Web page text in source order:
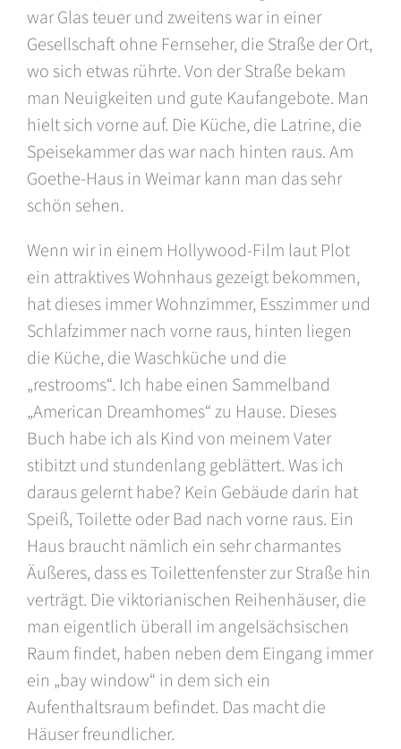
war Glas teuer und zweitens war in einer
Gesellschaft ohne Fernseher, die Straße der Ort,
wo sich etwas rührte. Von der Straße bekam
man Neuigkeiten und gute Kaufangebote. Man
hielt sich vorne auf. Die Küche, die Latrine, die
Speisekammer das war nach hinten raus. Am
Goethe-Haus in Weimar kann man das sehr
schön sehen.
Wenn wir in einem Hollywood-Film laut Plot
ein attraktives Wohnhaus gezeigt bekommen,
hat dieses immer Wohnzimmer, Esszimmer und
Schlafzimmer nach vorne raus, hinten liegen
die Küche, die Waschküche und die
„restrooms“. Ich habe einen Sammelband
„American Dreamhomes“ zu Hause. Dieses
Buch habe ich als Kind von meinem Vater
stibitzt und stundenlang geblättert. Was ich
daraus gelernt habe? Kein Gebäude darin hat
Speiß, Toilette oder Bad nach vorne raus. Ein
Haus braucht nämlich ein sehr charmantes
Äußeres, dass es Toilettenfenster zur Straße hin
verträgt. Die viktorianischen Reihenhäuser, die
man eigentlich überall im angelsächsischen
Raum findet, haben neben dem Eingang immer
ein „bay window“ in dem sich ein
Aufenthaltsraum befindet. Das macht die
Häuser freundlicher.